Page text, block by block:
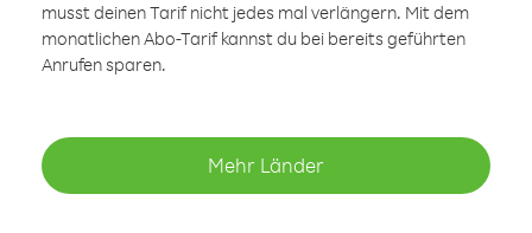
musst deinen Tarif nicht jedes mal verlängern. Mit dem
monatlichen Abo-Tarif kannst du bei bereits geführten
Anrufen sparen.
Mehr Länder